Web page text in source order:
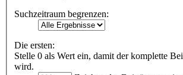
Suchzeitraum begrenzen:
Die ersten:
Stelle 0 als Wert ein, damit der komplette
wird.